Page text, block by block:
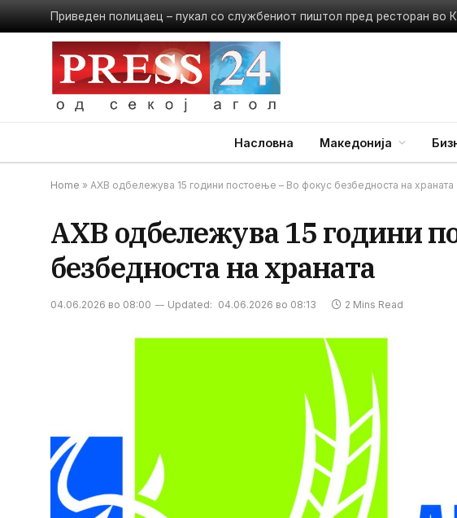
Приведен полицаец – пукал со службениот пиштол пред ресторан во
Насловна Македонија
Home » АХВ одбележува 15 години постоење – Во фокус безбедноста на храната
АХВ одбележува 15 години
безбедноста на храната
04.06.2026 во 08:00 Updated: 04.06.2026 во 08:13 2 Mins Read